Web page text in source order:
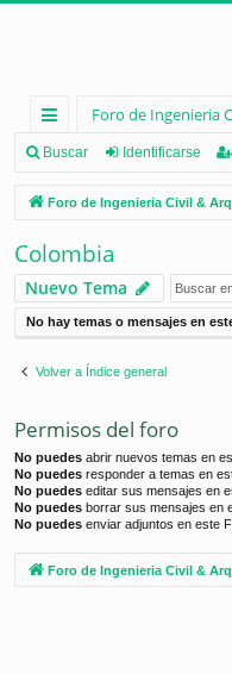
nl
ac
es
rá
pi
d
os
Foro de Ingenieria
Buscar Identificarse
Foro de Ingenieria Civil &
Colombia
Nuevo Tema
No hay temas o mensajes en
Volver a Índice general
Permisos del foro
No puedes abrir nuevos temas en
No puedes responder a temas en
No puedes editar sus mensajes en
No puedes borrar sus mensajes en
No puedes enviar adjuntos en este
Foro de Ingenieria Civil &